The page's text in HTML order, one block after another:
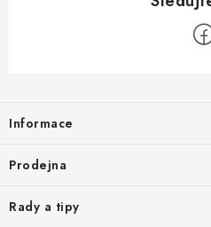
Informace
Prodejna
Rady a tipy